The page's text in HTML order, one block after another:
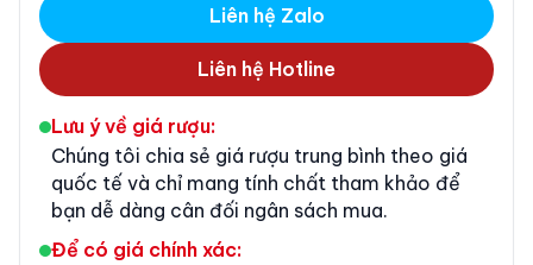
Liên hệ Zalo
Liên hệ Hotline
Lưu ý về giá rượu:
Chúng tôi chia sẻ giá rượu trung bình theo giá
quốc tế và chỉ mang tính chất tham khảo để
bạn dễ dàng cân đối ngân sách mua.
Để có giá chính xác: